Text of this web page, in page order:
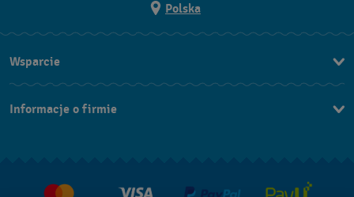
Polska
Wsparcie
FAQ
Informacje o firmie